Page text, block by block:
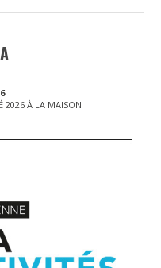
2026 À LA MAISON